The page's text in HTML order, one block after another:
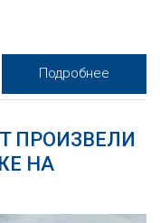
Подробнее
ПРОИЗВЕЛИ
НА